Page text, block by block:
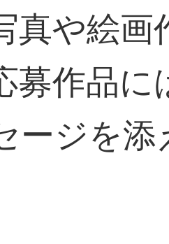
や絵画
作品に
ージを